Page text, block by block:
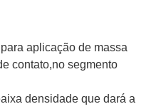
aplicação de massa
contato,no segmento
densidade que dará a